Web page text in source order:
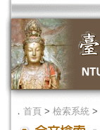
． 首頁 > 檢索系統 >